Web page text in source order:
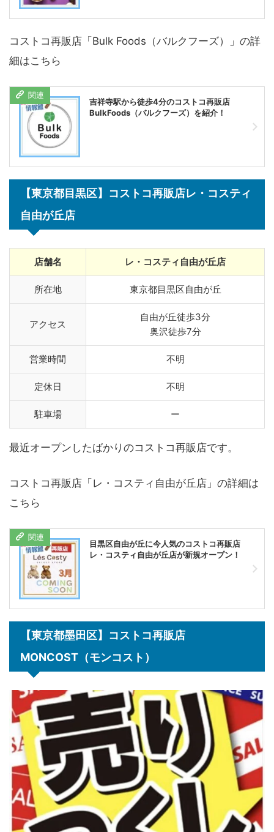
コストコ再販店「Bulk Foods（バルクフーズ）」の詳
細はこちら
吉祥寺駅から徒歩4分のコストコ再販店
BulkFoods（バルクフーズ）を紹介！
【東京都目黒区】コストコ再販店レ・コスティ
自由が丘店
店舗名 レ・コスティ自由が丘店
所在地 東京都目黒区自由が丘
アクセス
自由が丘徒歩3分
奥沢徒歩7分
営業時間 不明
定休日 不明
駐車場 ー
最近オープンしたばかりのコストコ再販店です。
コストコ再販店「レ・コスティ自由が丘店」の詳細は
こちら
目黒区自由が丘に今人気のコストコ再販店
レ・コスティ自由が丘店が新規オープン！
【東京都墨田区】コストコ再販店
MONCOST（モンコスト）